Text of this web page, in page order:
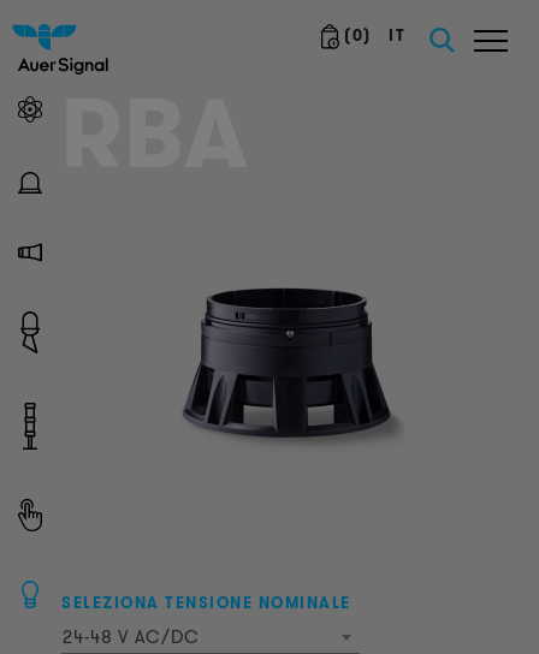
(0) IT
SELEZIONA TENSIONE NOMINALE
24-48 V AC/DC